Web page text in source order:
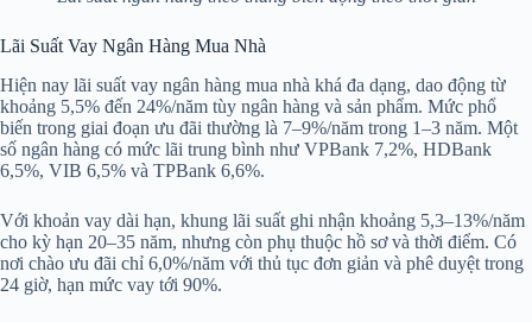
Lãi Suất Vay Ngân Hàng Mua Nhà
Hiện nay lãi suất vay ngân hàng mua nhà khá đa dạng, dao động từ
khoảng 5,5% đến 24%/năm tùy ngân hàng và sản phẩm. Mức phổ
biến trong giai đoạn ưu đãi thường là 7–9%/năm trong 1–3 năm. Một
số ngân hàng có mức lãi trung bình như VPBank 7,2%, HDBank
6,5%, VIB 6,5% và TPBank 6,6%.
Với khoản vay dài hạn, khung lãi suất ghi nhận khoảng 5,3–13%/năm
cho kỳ hạn 20–35 năm, nhưng còn phụ thuộc hồ sơ và thời điểm. Có
nơi chào ưu đãi chỉ 6,0%/năm với thủ tục đơn giản và phê duyệt trong
24 giờ, hạn mức vay tới 90%.